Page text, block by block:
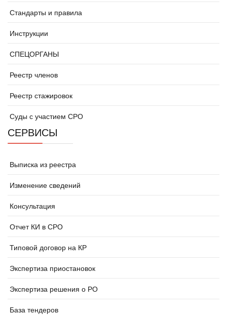
Стандарты и правила
Инструкции
СПЕЦОРГАНЫ
Реестр членов
Реестр стажировок
Суды с участием СРО
СЕРВИСЫ
Выписка из реестра
Изменение сведений
Консультация
Отчет КИ в СРО
Типовой договор на КР
Экспертиза приостановок
Экспертиза решения о РО
База тендеров